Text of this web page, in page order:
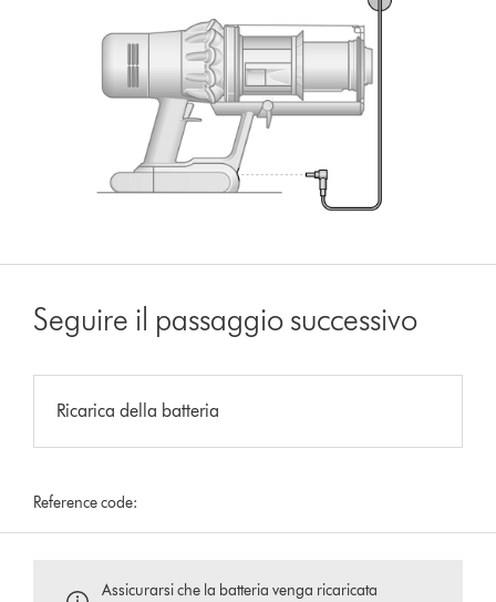
Seguire il passaggio successivo
Ricarica della batteria
Reference code:
Assicurarsi che la batteria venga ricaricata